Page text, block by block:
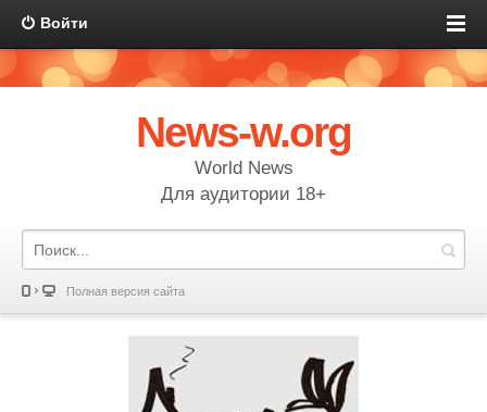
Войти
News-w.org
World News
Для аудитории 18+
Полная версия сайта